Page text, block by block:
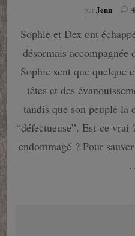
par Jenn
Sophie et Dex ont
désormais accompagnée
Sophie sent que quelque
têtes et des
tandis que son peuple la
“défectueuse”. Est-ce
endommagé ? Pour